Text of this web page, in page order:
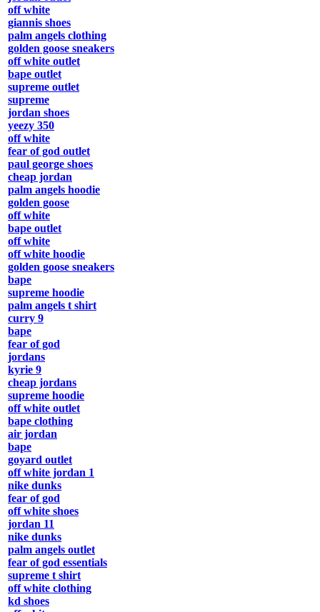
off white
giannis shoes
palm angels clothing
golden goose sneakers
off white outlet
bape outlet
supreme outlet
supreme
jordan shoes
yeezy 350
off white
fear of god outlet
paul george shoes
cheap jordan
palm angels hoodie
golden goose
off white
bape outlet
off white
off white hoodie
golden goose sneakers
bape
supreme hoodie
palm angels t shirt
curry 9
bape
fear of god
jordans
kyrie 9
cheap jordans
supreme hoodie
off white outlet
bape clothing
air jordan
bape
goyard outlet
off white jordan 1
nike dunks
fear of god
off white shoes
jordan 11
nike dunks
palm angels outlet
fear of god essentials
supreme t shirt
off white clothing
kd shoes